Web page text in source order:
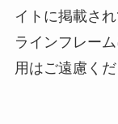
イトに掲載さ
ラインフレー
用はご遠慮くだ